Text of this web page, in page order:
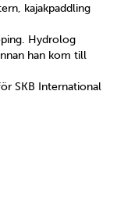
kajakpaddling
Hydrolog
han kom till
SKB International